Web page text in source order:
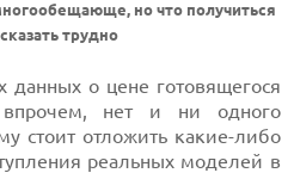
но что получиться
трудно
данных о цене готовящегося
нет и ни одного
стоит отложить какие-либо
реальных моделей в